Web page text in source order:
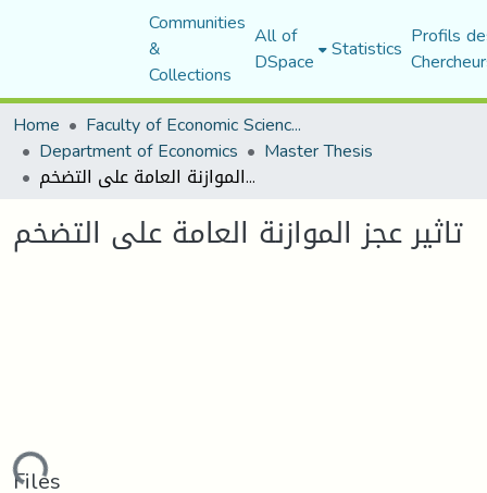
Communities
&
Collections
All of
DSpace Statistics Profils
Home
Faculty of Economic Sciences, Commerce and Management Sciences
Department of Economics Master Thesis
تاثير عجز الموازنة العامة على التضخم
تاثير عجز الموازنة العامة على التضخم
Files